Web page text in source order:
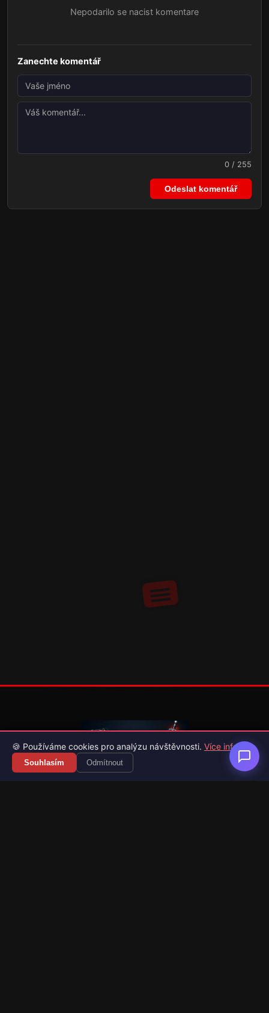
Nepodarilo se nacist komentare
Zanechte komentář
0 / 255
Odeslat komentář
Váš průvodce světem videoher. Novinky, recenze a česko-
slovenské překlady her.
🍪 Používáme cookies pro analýzu návštěvnosti. Více info
Souhlasím Odmítnout